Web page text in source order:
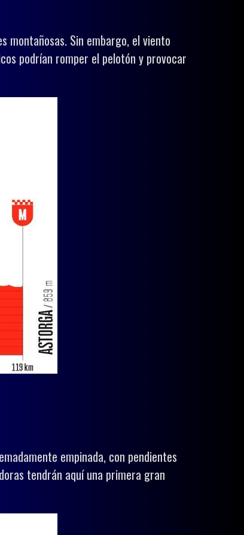
montañosas. Sin embargo, el viento
podrían romper el pelotón y provocar
empinada, con pendientes
tendrán aquí una primera gran